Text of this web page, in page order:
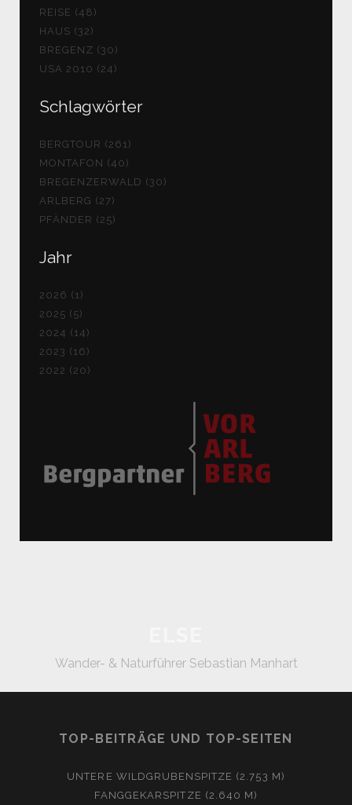
REISE (48)
HAUS (32)
BREGENZ (30)
USA 2010 (24)
Schlagwörter
BERGTOUR (261)
MONTAFON (40)
BREGENZERWALD (30)
ARLBERG (27)
PFÄNDER (25)
Jahr
2026 (1)
2025 (5)
2024 (14)
2023 (16)
2022 (20)
Wander- & Naturführer Sebastian Manhart
TOP-BEITRÄGE UND TOP-SEITEN
UNTERE WILDGRUBENSPITZE (2.753 M)
FANGGEKARSPITZE (2.640 M)